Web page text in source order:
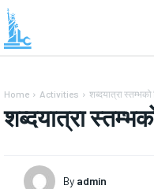
Home Activities शब्दयात्रा स्तम्भको
शब्दयात्रा
By admin